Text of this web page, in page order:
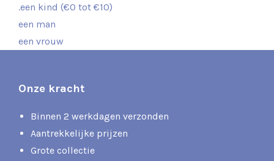
.een kind (€0 tot €10)
een man
een vrouw
Onze kracht
Binnen 2 werkdagen verzonden
Aantrekkelijke prijzen
Grote collectie